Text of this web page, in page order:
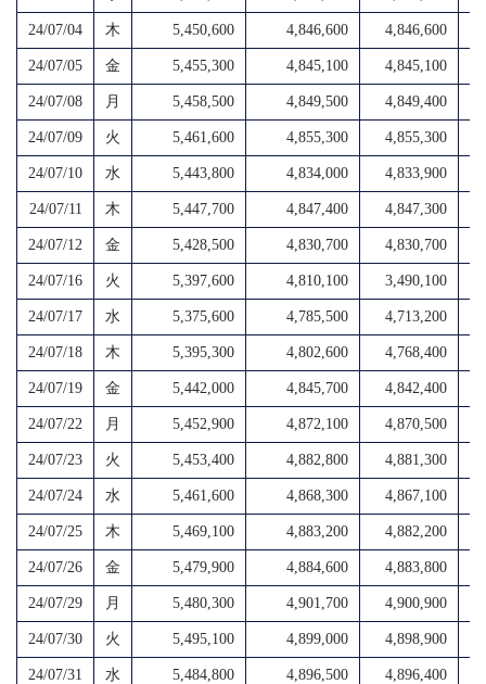
24/07/04 木 5,450,600 4,846,600 4,846,600
24/07/05 金 5,455,300 4,845,100 4,845,100
24/07/08 月 5,458,500 4,849,500 4,849,400
24/07/09 火 5,461,600 4,855,300 4,855,300
24/07/10 水 5,443,800 4,834,000 4,833,900
24/07/11 木 5,447,700 4,847,400 4,847,300
24/07/12 金 5,428,500 4,830,700 4,830,700
24/07/16 火 5,397,600 4,810,100 3,490,100
24/07/17 水 5,375,600 4,785,500 4,713,200
24/07/18 木 5,395,300 4,802,600 4,768,400
24/07/19 金 5,442,000 4,845,700 4,842,400
24/07/22 月 5,452,900 4,872,100 4,870,500
24/07/23 火 5,453,400 4,882,800 4,881,300
24/07/24 水 5,461,600 4,868,300 4,867,100
24/07/25 木 5,469,100 4,883,200 4,882,200
24/07/26 金 5,479,900 4,884,600 4,883,800
24/07/29 月 5,480,300 4,901,700 4,900,900
24/07/30 火 5,495,100 4,899,000 4,898,900
24/07/31 水 5,484,800 4,896,500 4,896,400